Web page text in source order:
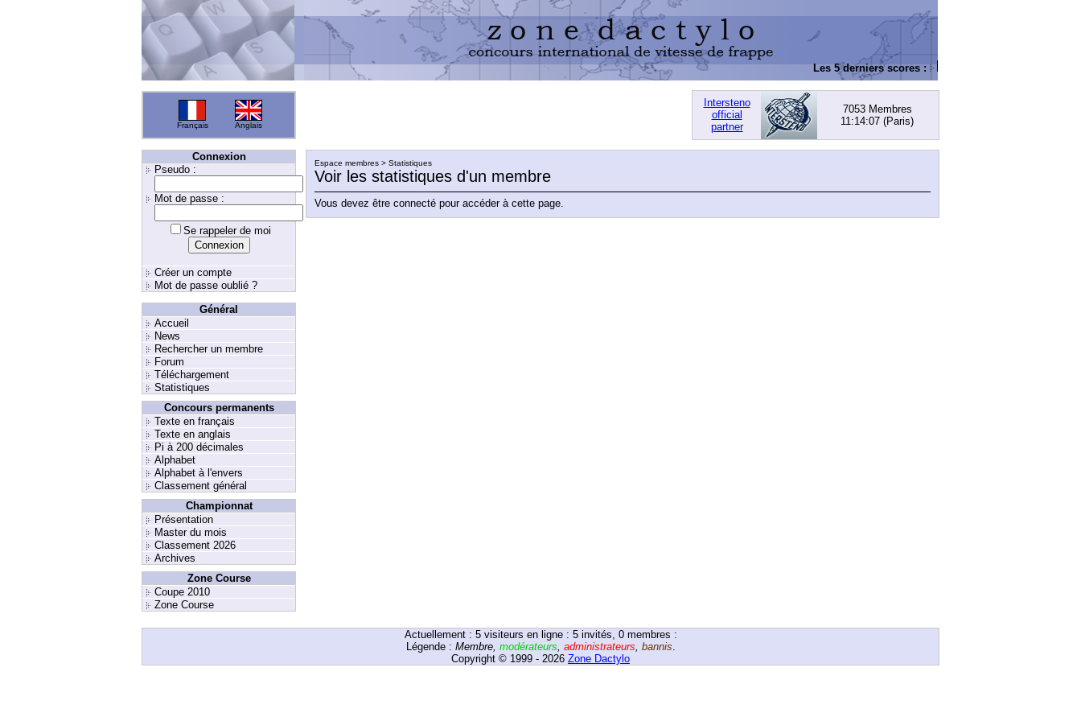
Les 5 derniers scores :
Français Anglais
Intersteno
official
partner
7053 Membres
11:14:07 (Paris)
Connexion
Pseudo :
Mot de passe :
Se rappeler de moi
Créer un compte
Mot de passe oublié ?
Général
Accueil
News
Rechercher un membre
Forum
Téléchargement
Statistiques
Concours permanents
Texte en français
Texte en anglais
Pi à 200 décimales
Alphabet
Alphabet à l'envers
Classement général
Championnat
Présentation
Master du mois
Classement 2026
Archives
Zone Course
Coupe 2010
Zone Course
Espace membres > Statistiques
Voir les statistiques d'un membre
Vous devez être connecté pour accéder à cette page.
Actuellement : 5visiteurs en ligne : 5 invités, 0 membres :
Légende : Membre, modérateurs, administrateurs, bannis.
Copyright © 1999 - 2026 Zone Dactylo